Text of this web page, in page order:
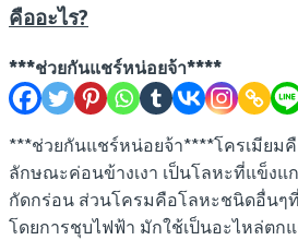
คืออะไร?
***ช่วยกันแชร์หน่อยจ้า****
***ช่วยกันแชร์หน่อยจ้า****โครเมียม
ลักษณะค่อนข้างเงา เป็นโลหะที่แข็งแ
กัดกร่อน ส่วนโครมคือโลหะชนิดอื่นๆ
โดยการชุบไฟฟ้า มักใช้เป็นอะไหล่ตก